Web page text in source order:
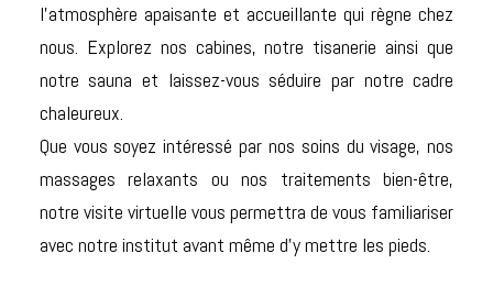
l’atmosphère apaisante et accueillante qui règne chez
nous. Explorez nos cabines, notre tisanerie ainsi que
notre sauna et laissez-vous séduire par notre cadre
chaleureux.
Que vous soyez intéressé par nos soins du visage, nos
massages relaxants ou nos traitements bien-être,
notre visite virtuelle vous permettra de vous familiariser
avec notre institut avant même d’y mettre les pieds.